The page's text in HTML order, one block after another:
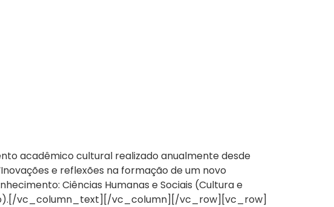
acadêmico cultural realizado anualmente desde
e reflexões na formação de um novo
Ciências Humanas e Sociais (Cultura e
vc_column_text][/vc_column][/vc_row][vc_row]